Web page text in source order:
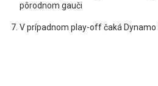
pôrodnom gauči
V prípadnom play-off čaká Dynamo